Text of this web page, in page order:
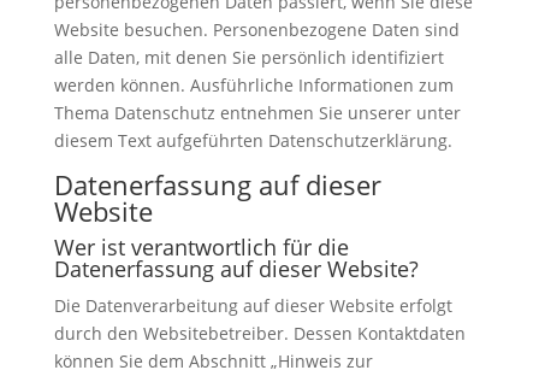
Website besuchen. Personenbezogene Daten sind
alle Daten, mit denen Sie persönlich identifiziert
werden können. Ausführliche Informationen zum
Thema Datenschutz entnehmen Sie unserer unter
diesem Text aufgeführten Datenschutzerklärung.
Datenerfassung auf dieser
Website
Wer ist verantwortlich für die
Datenerfassung auf dieser Website?
Die Datenverarbeitung auf dieser Website erfolgt
durch den Websitebetreiber. Dessen Kontaktdaten
können Sie dem Abschnitt „Hinweis zur